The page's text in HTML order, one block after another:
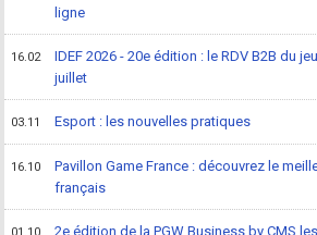
ligne
16.02
IDEF 2026 - 20e édition : le RDV B2B du
juillet
03.11 Esport : les nouvelles pratiques
16.10
Pavillon Game France : découvrez le
français
2e édition de la PGW Business by CMS